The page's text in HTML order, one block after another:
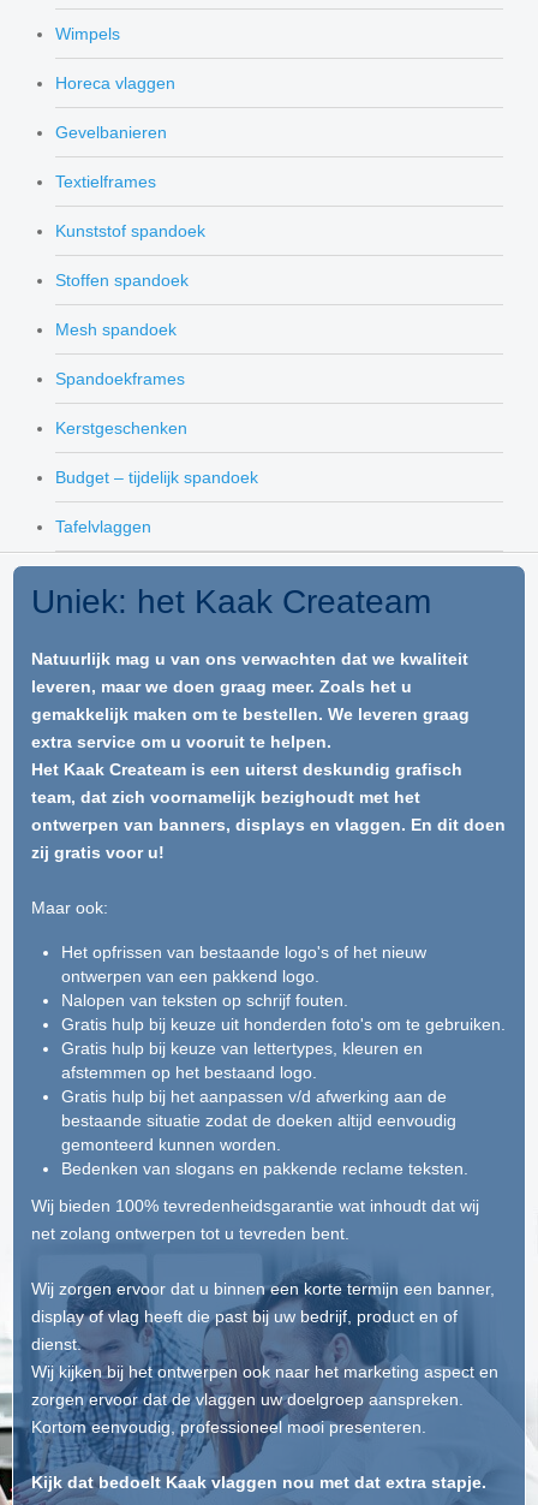
Wimpels
Horeca vlaggen
Gevelbanieren
Textielframes
Kunststof spandoek
Stoffen spandoek
Mesh spandoek
Spandoekframes
Kerstgeschenken
Budget – tijdelijk spandoek
Tafelvlaggen
Uniek: het Kaak Createam
Natuurlijk mag u van ons verwachten dat we kwaliteit
leveren, maar we doen graag meer. Zoals het u
gemakkelijk maken om te bestellen. We leveren graag
extra service om u vooruit te helpen.
Het Kaak Createam is een uiterst deskundig grafisch
team, dat zich voornamelijk bezighoudt met het
ontwerpen van banners, displays en vlaggen. En dit doen
zij gratis voor u!
Maar ook:
Het opfrissen van bestaande logo's of het nieuw
ontwerpen van een pakkend logo.
Nalopen van teksten op schrijf fouten.
Gratis hulp bij keuze uit honderden foto's om te gebruiken.
Gratis hulp bij keuze van lettertypes, kleuren en
afstemmen op het bestaand logo.
Gratis hulp bij het aanpassen v/d afwerking aan de
bestaande situatie zodat de doeken altijd eenvoudig
gemonteerd kunnen worden.
Bedenken van slogans en pakkende reclame teksten.
Wij bieden 100% tevredenheidsgarantie wat inhoudt dat wij
net zolang ontwerpen tot u tevreden bent.
Wij zorgen ervoor dat u binnen een korte termijn een banner,
display of vlag heeft die past bij uw bedrijf, product en of
dienst.
Wij kijken bij het ontwerpen ook naar het marketing aspect en
zorgen ervoor dat de vlaggen uw doelgroep aanspreken.
Kortom eenvoudig, professioneel mooi presenteren.
Kijk dat bedoelt Kaak vlaggen nou met dat extra stapje.